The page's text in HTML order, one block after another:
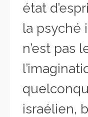
état
la psyché
n’est pas
israélien,